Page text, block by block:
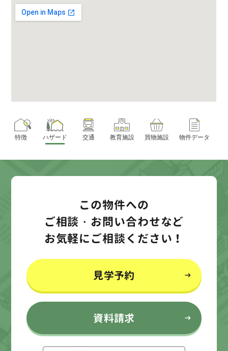
特徴 ハザード 交通 教育施設 買物施設 物件データ
この物件への
ご相談・お問い合わせなど
お気軽にご相談ください！
見学予約
資料請求